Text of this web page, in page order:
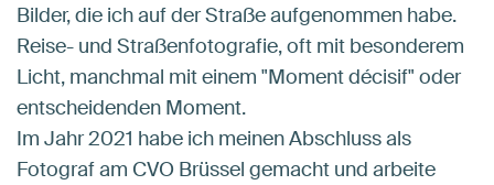
Bilder, die ich auf der Straße aufgenommen habe.
Reise- und Straßenfotografie, oft mit besonderem
Licht, manchmal mit einem "Moment décisif" oder
entscheidenden Moment.
Im Jahr 2021 habe ich meinen Abschluss als
Fotograf am CVO Brüssel gemacht und arbeite